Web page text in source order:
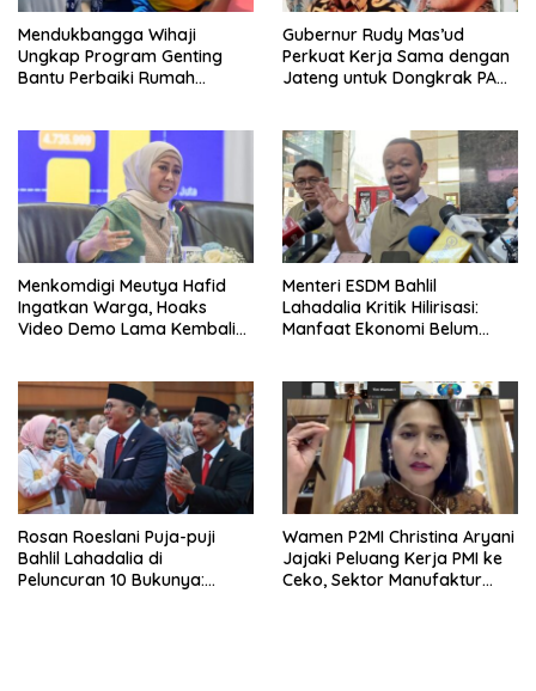
Mendukbangga Wihaji
Ungkap Program Genting
Bantu Perbaiki Rumah
Gubernur Rudy Mas’ud
Perkuat Kerja Sama dengan
Jateng untuk Dongkrak PAD
Menkomdigi Meutya Hafid
Ingatkan Warga, Hoaks
Video Demo Lama Kembali
Menteri ESDM Bahlil
Lahadalia Kritik Hilirisasi:
Manfaat Ekonomi Belum
Rosan Roeslani Puja-puji
Bahlil Lahadalia di
Peluncuran 10 Bukunya:
Wamen P2MI Christina Aryani
Jajaki Peluang Kerja PMI ke
Ceko, Sektor Manufaktur